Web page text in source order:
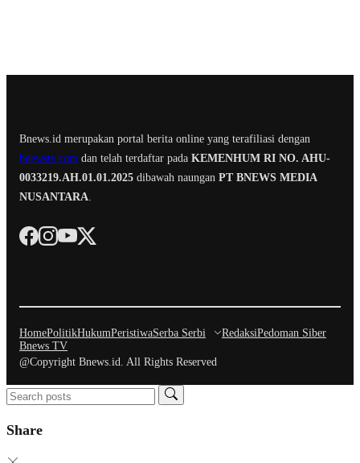
Bnews.id merupakan portal berita online yang terafiliasi dengan
bnewstv.com dan telah terdaftar pada KEMENHUM RI NO. AHU-
0033219.AH.01.01.2025 dibawah naungan PT BNEWS MEDIA
NUSANTARA
HomePolitikHukumPeristiwaSerba Serbi RedaksiPedoman Siber
Bnews TV
@Copyright Bnews.id. All Rights Reserved
Share